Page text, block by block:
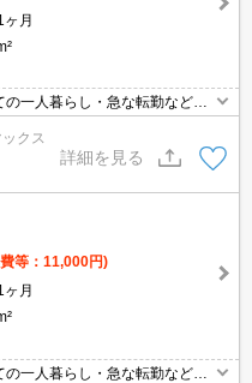
ヶ月
一人暮らし・急な転勤などに
WiFiも無料でレンタル・初期
当日でもご対応可能ですが土日
約ください。初期費用クレジ
クス
詳細を見る
等：11,000円)
ヶ月
一人暮らし・急な転勤などに